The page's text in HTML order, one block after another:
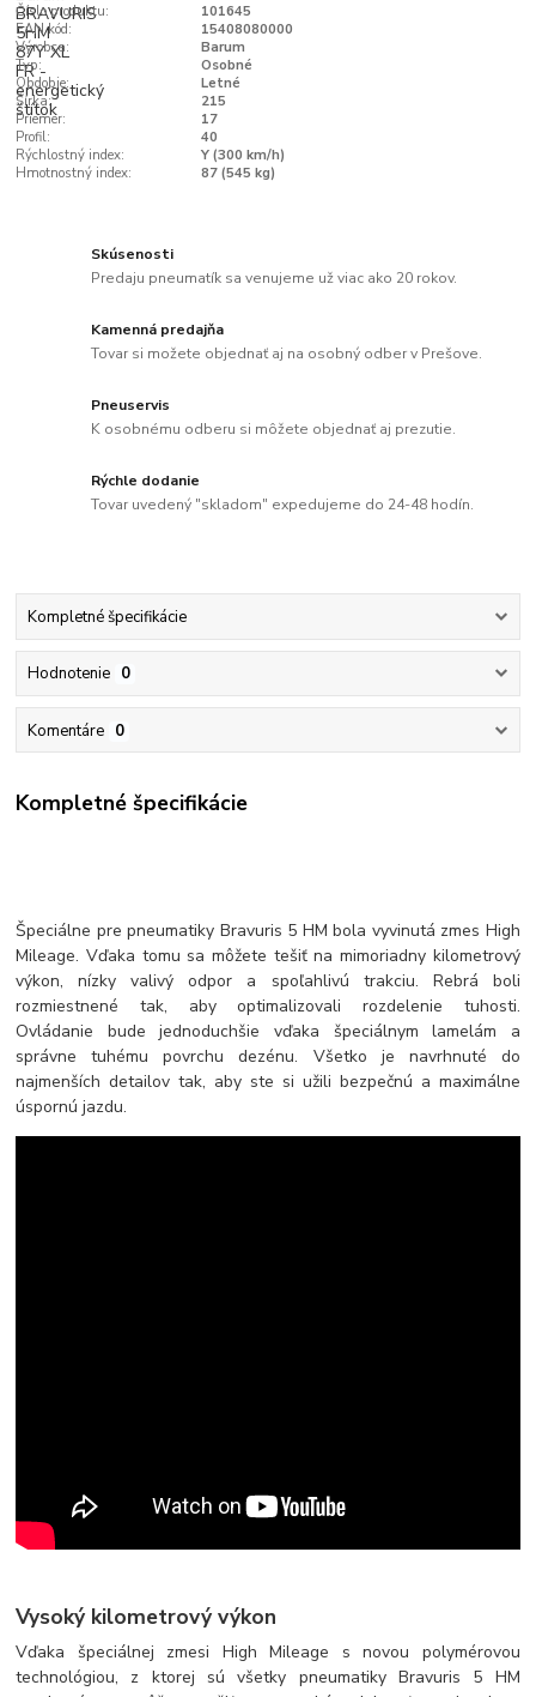
Číslo produktu:
101645
EAN kód:
15408080000
Výrobca:
Barum
Typ:
Osobné
Obdobie:
Letné
Šírka:
215
Priemer:
17
Profil:
40
Rýchlostný index:
Y (300 km/h)
Hmotnostný index:
87 (545 kg)
Skúsenosti
Predaju pneumatík sa venujeme už viac ako 20 rokov.
Kamenná predajňa
Tovar si možete objednať aj na osobný odber v Prešove.
Pneuservis
K osobnému odberu si môžete objednať aj prezutie.
Rýchle dodanie
Tovar uvedený "skladom" expedujeme do 24-48 hodín.
Kompletné špecifikácie
Hodnotenie 0
Komentáre 0
Kompletné špecifikácie
Špeciálne pre pneumatiky Bravuris 5 HM bola vyvinutá zmes High
Mileage. Vďaka tomu sa môžete tešiť na mimoriadny kilometrový
výkon, nízky valivý odpor a spoľahlivú trakciu. Rebrá boli
rozmiestnené tak, aby optimalizovali rozdelenie tuhosti.
Ovládanie bude jednoduchšie vďaka špeciálnym lamelám a
správne tuhému povrchu dezénu. Všetko je navrhnuté do
najmenších detailov tak, aby ste si užili bezpečnú a maximálne
úspornú jazdu.
Vysoký kilometrový výkon
Vďaka špeciálnej zmesi High Mileage s novou polymérovou
technológiou, z ktorej sú všetky pneumatiky Bravuris 5 HM